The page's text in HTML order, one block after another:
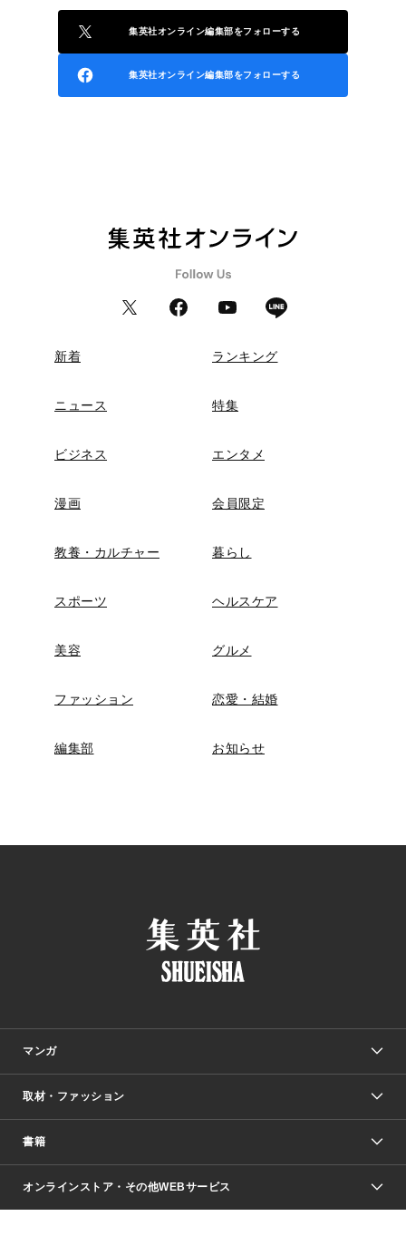
集英社オンライン編集部をフォローする
集英社オンライン編集部をフォローする
新着 ランキング
ニュース 特集
ビジネス エンタメ
漫画 会員限定
教養・カルチャー 暮らし
スポーツ ヘルスケア
美容 グルメ
ファッション 恋愛・結婚
編集部 お知らせ
マンガ
少年マンガ
Vジャンプ
週刊ヤングジャンプ
少女マンガ
取材・ファッション
Seventeen
芸能・情報・スポーツ
書籍
文芸・文庫・総合
オンラインストア・その他WEBサービス